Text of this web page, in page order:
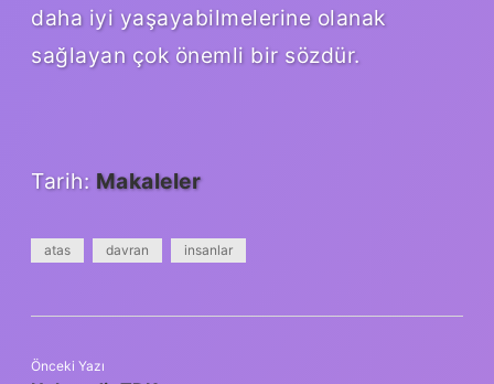
daha iyi yaşayabilmelerine olanak
sağlayan çok önemli bir sözdür.
Tarih: Makaleler
atas davran insanlar
Önceki Yazı